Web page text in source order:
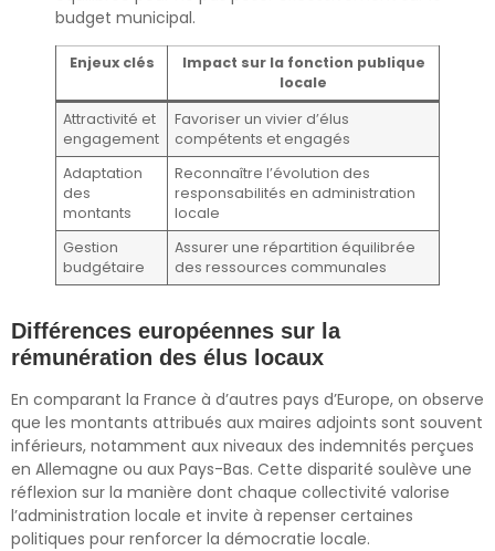
budget municipal.
Enjeux clés
Impact sur la fonction publique
locale
Attractivité et
engagement
Favoriser un vivier d’élus
compétents et engagés
Adaptation
des
montants
Reconnaître l’évolution des
responsabilités en administration
locale
Gestion
budgétaire
Assurer une répartition équilibrée
des ressources communales
Différences européennes sur la
rémunération des élus locaux
En comparant la France à d’autres pays d’Europe, on observe
que les montants attribués aux maires adjoints sont souvent
inférieurs, notamment aux niveaux des indemnités perçues
en Allemagne ou aux Pays-Bas. Cette disparité soulève une
réflexion sur la manière dont chaque collectivité valorise
l’administration locale et invite à repenser certaines
politiques pour renforcer la démocratie locale.